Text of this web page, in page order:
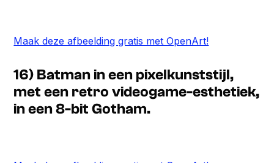
Maak deze afbeelding gratis met OpenArt!
16) Batman in een pixelkunststijl,
met een retro videogame-esthetiek,
in een 8-bit Gotham.